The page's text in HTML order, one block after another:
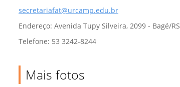
secretariafat@urcamp.edu.br
Endereço: Avenida Tupy Silveira, 2099 - Bagé/RS
Telefone: 53 3242-8244
Mais fotos